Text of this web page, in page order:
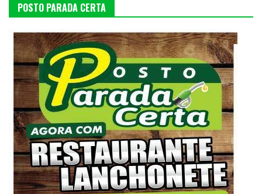
POSTO PARADA CERTA